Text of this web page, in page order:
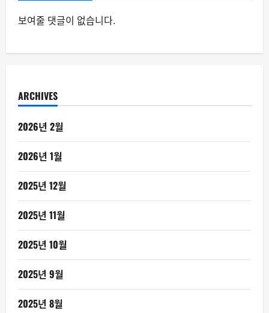
보여줄 댓글이 없습니다.
ARCHIVES
2026년 2월
2026년 1월
2025년 12월
2025년 11월
2025년 10월
2025년 9월
2025년 8월